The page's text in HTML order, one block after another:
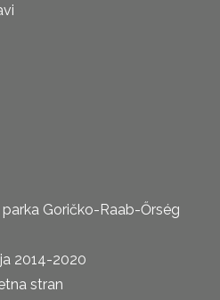
Goričko-Raab-Őrség
2014-2020
stran